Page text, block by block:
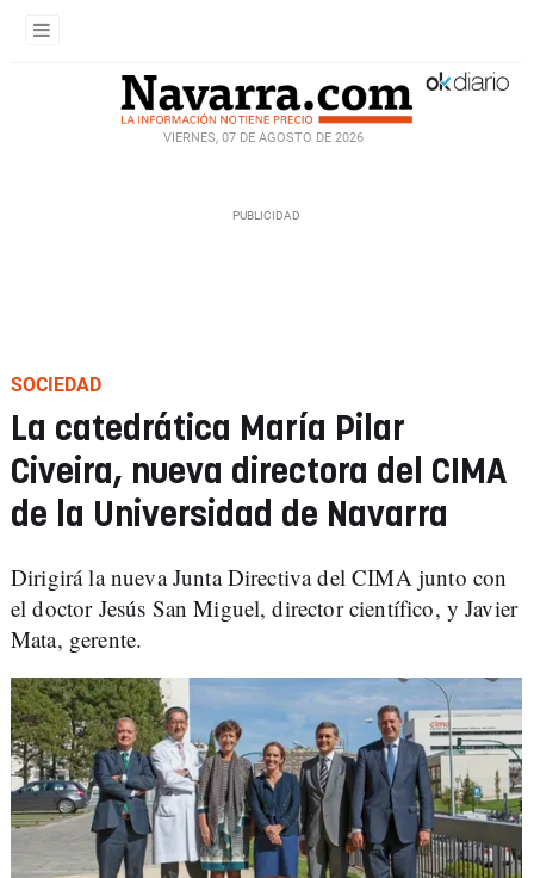
VIERNES, 07 DE AGOSTO DE 2026
SOCIEDAD
La catedrática María Pilar
Civeira, nueva directora del CIMA
de la Universidad de Navarra
Dirigirá la nueva Junta Directiva del CIMA junto con
el doctor Jesús San Miguel, director científico, y Javier
Mata, gerente.